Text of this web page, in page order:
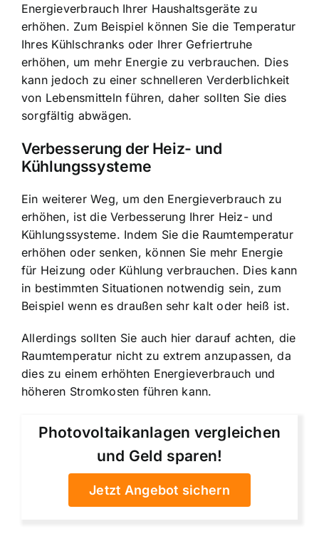
Energieverbrauch Ihrer Haushaltsgeräte zu
erhöhen. Zum Beispiel können Sie die Temperatur
Ihres Kühlschranks oder Ihrer Gefriertruhe
erhöhen, um mehr Energie zu verbrauchen. Dies
kann jedoch zu einer schnelleren Verderblichkeit
von Lebensmitteln führen, daher sollten Sie dies
sorgfältig abwägen.
Verbesserung der Heiz- und
Kühlungssysteme
Ein weiterer Weg, um den Energieverbrauch zu
erhöhen, ist die Verbesserung Ihrer Heiz- und
Kühlungssysteme. Indem Sie die Raumtemperatur
erhöhen oder senken, können Sie mehr Energie
für Heizung oder Kühlung verbrauchen. Dies kann
in bestimmten Situationen notwendig sein, zum
Beispiel wenn es draußen sehr kalt oder heiß ist.
Allerdings sollten Sie auch hier darauf achten, die
Raumtemperatur nicht zu extrem anzupassen, da
dies zu einem erhöhten Energieverbrauch und
höheren Stromkosten führen kann.
Photovoltaikanlagen vergleichen
und Geld sparen!
Jetzt Angebot sichern